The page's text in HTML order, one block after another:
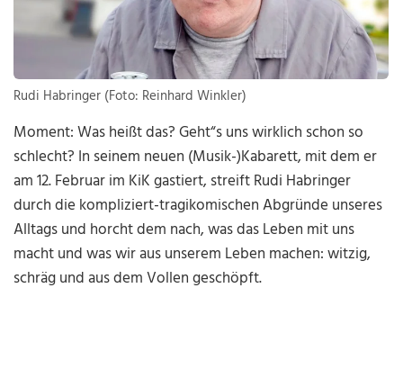
Rudi Habringer (Foto: Reinhard Winkler)
Moment: Was heißt das? Geht“s uns wirklich schon so
schlecht? In seinem neuen (Musik-)Kabarett, mit dem er
am 12. Februar im KiK gastiert, streift Rudi Habringer
durch die kompliziert-tragikomischen Abgründe unseres
Alltags und horcht dem nach, was das Leben mit uns
macht und was wir aus unserem Leben machen: witzig,
schräg und aus dem Vollen geschöpft.